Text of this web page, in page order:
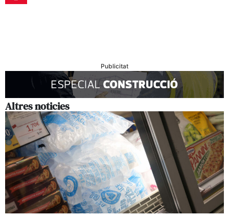
Publicitat
Altres noticies